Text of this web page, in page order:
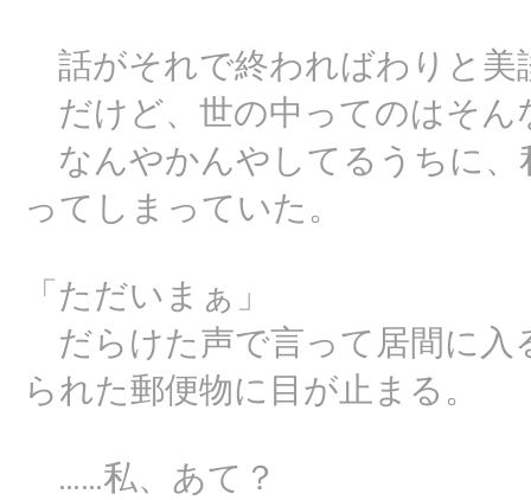
話がそれで終わればわりと美
だけど、世の中ってのはそん
なんやかんやしてるうちに、
ってしまっていた。
「ただいまぁ」
だらけた声で言って居間に入
られた郵便物に目が止まる。
……私、あて？